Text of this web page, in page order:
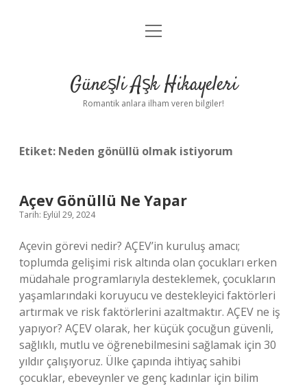
Anasayfa
Yasal Uyarı
menüyü
Güneşli Aşk Hikayeleri
Romantik anlara ilham veren bilgiler!
Etiket: Neden gönüllü olmak istiyorum
Açev Gönüllü Ne Yapar
Tarih: Eylül 29, 2024
Açevin görevi nedir? AÇEV’in kuruluş amacı;
toplumda gelişimi risk altında olan çocukları erken
müdahale programlarıyla desteklemek, çocukların
yaşamlarındaki koruyucu ve destekleyici faktörleri
artırmak ve risk faktörlerini azaltmaktır. AÇEV ne iş
yapıyor? AÇEV olarak, her küçük çocuğun güvenli,
sağlıklı, mutlu ve öğrenebilmesini sağlamak için 30
yıldır çalışıyoruz. Ülke çapında ihtiyaç sahibi
çocuklar, ebeveynler ve genç kadınlar için bilim